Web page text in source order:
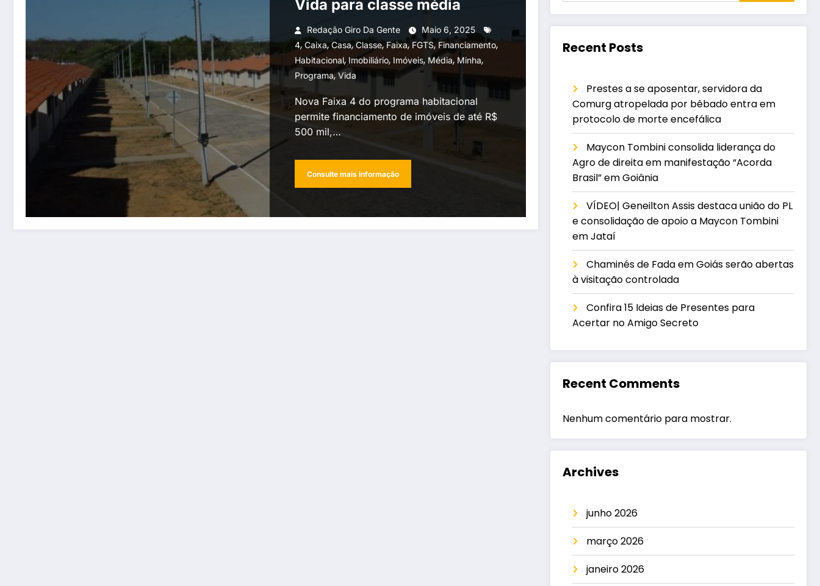
Vida para classe média
Redação Giro Da Gente
Maio 6, 2025
4, Caixa,Casa,Classe,Faixa, FGTS,Financiamento,
Habitacional, Imobiliário, Imóveis, Média, Minha,
Programa,Vida
Nova Faixa 4 do programa habitacional
permite financiamento de imóveis de até R$
500 mil,…
Consulte mais informação
Recent Posts
Prestes a se aposentar, servidora da
Comurg atropelada por bêbado entra em
protocolo de morte encefálica
Maycon Tombini consolida liderança do
Agro de direita em manifestação “Acorda
Brasil” em Goiânia
VÍDEO| Geneilton Assis destaca união do PL
e consolidação de apoio a Maycon Tombini
em Jataí
Chaminés de Fada em Goiás serão abertas
à visitação controlada
Confira 15 Ideias de Presentes para
Acertar no Amigo Secreto
Recent Comments
Nenhum comentário para mostrar.
Archives
junho 2026
março 2026
janeiro 2026